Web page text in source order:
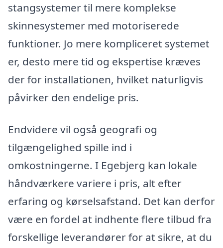
stangsystemer til mere komplekse
skinnesystemer med motoriserede
funktioner. Jo mere kompliceret systemet
er, desto mere tid og ekspertise kræves
der for installationen, hvilket naturligvis
påvirker den endelige pris.
Endvidere vil også geografi og
tilgængelighed spille ind i
omkostningerne. I Egebjerg kan lokale
håndværkere variere i pris, alt efter
erfaring og kørselsafstand. Det kan derfor
være en fordel at indhente flere tilbud fra
forskellige leverandører for at sikre, at du